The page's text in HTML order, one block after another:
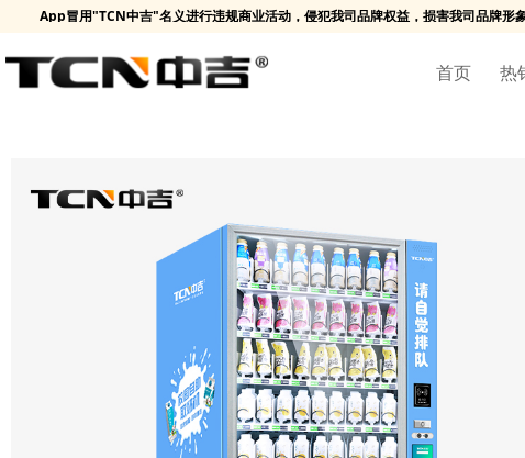
首页 热
App冒用"TCN中吉"名义进行违规商业活动，侵犯我司品牌权益，损害我司品牌形象